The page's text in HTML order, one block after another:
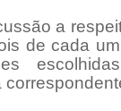
a
de cada